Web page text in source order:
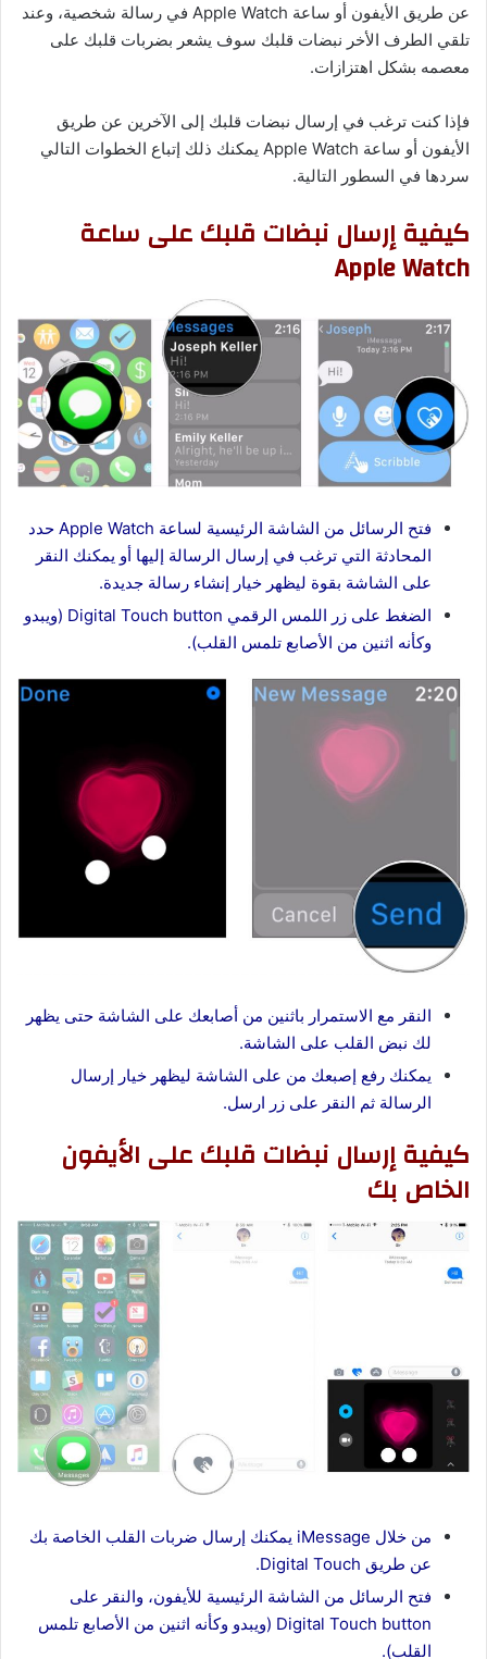
عن طريق الأيفون أو ساعة Apple Watch في رسالة شخصية، وعند
تلقي الطرف الأخر نبضات قلبك سوف يشعر بضربات قلبك على
معصمه بشكل اهتزازات.
فإذا كنت ترغب في إرسال نبضات قلبك إلى الآخرين عن طريق
الأيفون أو ساعة Apple Watch يمكنك ذلك إتباع الخطوات التالي
سردها في السطور التالية.
كيفية إرسال نبضات قلبك على ساعة
Apple Watch
فتح الرسائل من الشاشة الرئيسية لساعة Apple Watch حدد
المحادثة التي ترغب في إرسال الرسالة إليها أو يمكنك النقر
على الشاشة بقوة ليظهر خيار إنشاء رسالة جديدة.
الضغط على زر اللمس الرقمي Digital Touch button (ويبدو
وكأنه اثنين من الأصابع تلمس القلب).
النقر مع الاستمرار باثنين من أصابعك على الشاشة حتى يظهر
لك نبض القلب على الشاشة.
يمكنك رفع إصبعك من على الشاشة ليظهر خيار إرسال
الرسالة ثم النقر على زر ارسل.
كيفية إرسال نبضات قلبك على الأيفون
الخاص بك
من خلال iMessage يمكنك إرسال ضربات القلب الخاصة بك
عن طريق Digital Touch.
فتح الرسائل من الشاشة الرئيسية للأيفون، والنقر على
Digital Touch button (ويبدو وكأنه اثنين من الأصابع تلمس
القلب).